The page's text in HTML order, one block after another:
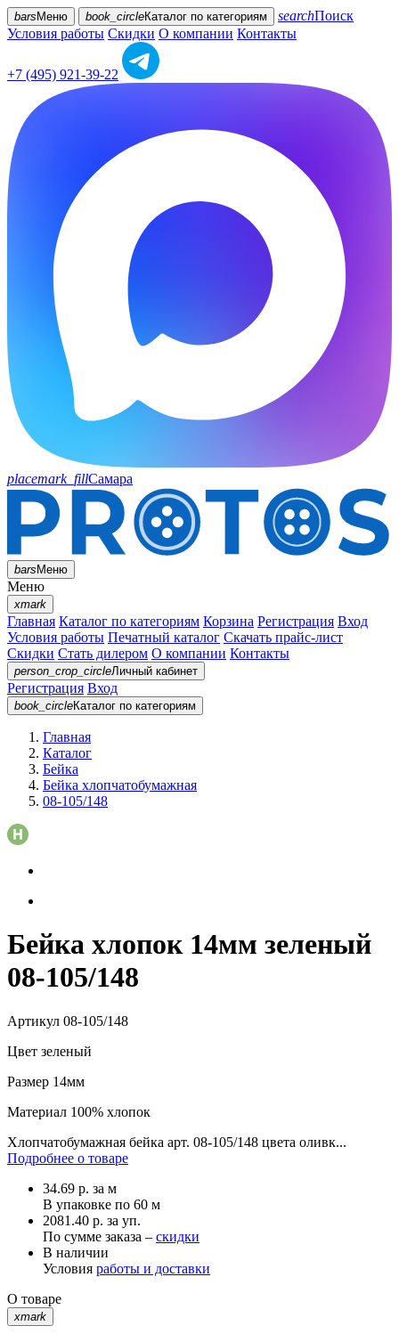
bars Меню book_circleКаталог по категориям searchПоиск
Условия работы Скидки О компании Контакты
+7 (495) 921-39-22
placemark_fillСамара
barsМеню
Меню
xmark
Главная Каталог по категориям Корзина Регистрация Вход
Условия работы Печатный каталог Скачать прайс-лист
Скидки Стать дилером О компании Контакты
person_crop_circleЛичный кабинет
Регистрация Вход
book_circleКаталог по категориям
Главная
Каталог
Бейка
Бейка хлопчатобумажная
08-105/148
Бейка хлопок 14мм зеленый
08-105/148
Артикул 08-105/148
Цвет зеленый
Размер 14мм
Материал 100% хлопок
Хлопчатобумажная бейка арт. 08-105/148 цвета оливк...
Подробнее о товаре
34.69 р. за м
В упаковке по 60 м
2081.40 р. за уп.
По сумме заказа – скидки
В наличии
Условия работы и доставки
О товаре
xmark